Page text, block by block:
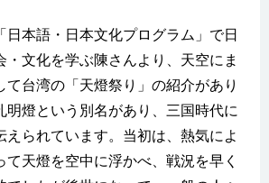
本語・日本文化プログラム」で日
・文化を学ぶ陳さんより、天空にま
て台湾の「天燈祭り」の紹介があり
明燈という別名があり、三国時代に
えられています。当初は、熱気によ
て天燈を空中に浮かべ、戦況を早く